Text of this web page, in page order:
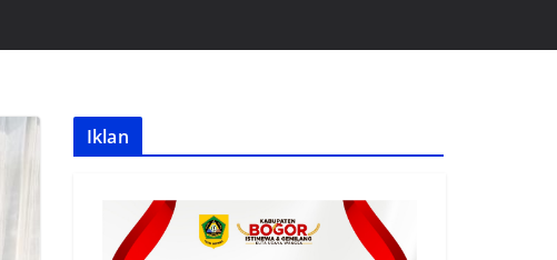
Iklan